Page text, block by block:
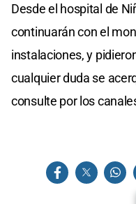
Desde el hospital de
continuarán con el
instalaciones, y
cualquier duda se
consulte por los